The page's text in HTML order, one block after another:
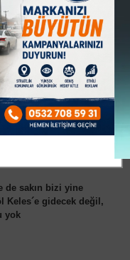
için cennet iken,
birilerinin artık bu
kurarak para
yıkmaya su
vakti
faturasına 25 lira
de sakın bizi yine
Keles´e gidecek değil,
yok